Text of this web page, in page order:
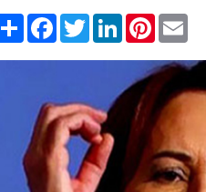
PaylaşFacebook
TwitterLinkedInPinterest